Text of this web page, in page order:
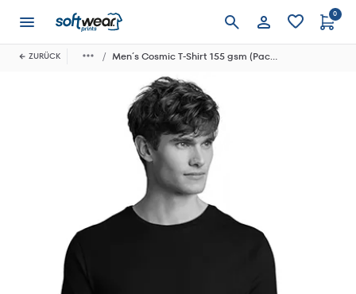
Anmelden
0
ZURÜCK Men´s Cosmic T-Shirt 155 gsm (Pack of 5)